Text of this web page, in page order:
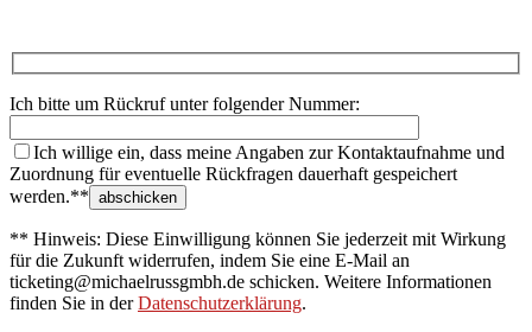
Ich bitte um Rückruf unter folgender Nummer:
Ich willige ein, dass meine Angaben zur Kontaktaufnahme und
Zuordnung für eventuelle Rückfragen dauerhaft gespeichert
werden.**
** Hinweis: Diese Einwilligung können Sie jederzeit mit Wirkung
für die Zukunft widerrufen, indem Sie eine E-Mail an
ticketing@michaelrussgmbh.de schicken. Weitere Informationen
finden Sie in derDatenschutzerklärung.